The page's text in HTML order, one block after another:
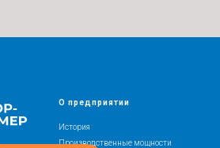
О предприятии
История
Производственные мощности